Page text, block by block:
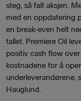
steg, så falt aksjen.
med en oppdatering
en break-even helt
tallet. Premiere Oil
positiv cash flow
kostnadene for å
underleverandørene,
Hauglund.